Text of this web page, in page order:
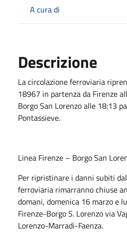
A cura di
Descrizione
La circolazione ferroviaria
18967 in partenza da Firenze
Borgo San Lorenzo alle 18:13
Pontassieve.
Linea Firenze – Borgo San
Per ripristinare i danni subiti
ferroviaria rimarranno chiuse
domani, domenica 16 marzo e
Firenze-Borgo S. Lorenzo via
Lorenzo-Marradi-Faenza.